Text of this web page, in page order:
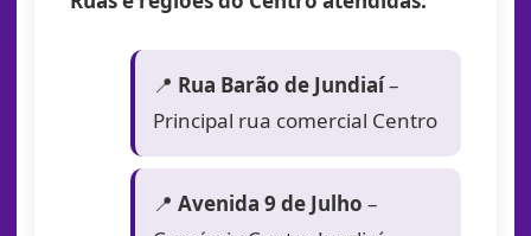
📍 Rua Barão de Jundiaí–
Principal rua comercial Centro
📍 Avenida 9 de Julho –